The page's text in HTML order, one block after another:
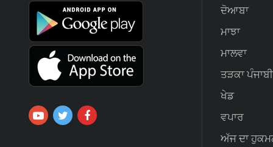
ਦੋਆਬਾ
ਮਾਝਾ
ਮਾਲਵਾ
ਤੜਕਾ ਪੰਜਾਬੀ
ਖੇਡ
ਵਪਾਰ
ਅੱਜ ਦਾ